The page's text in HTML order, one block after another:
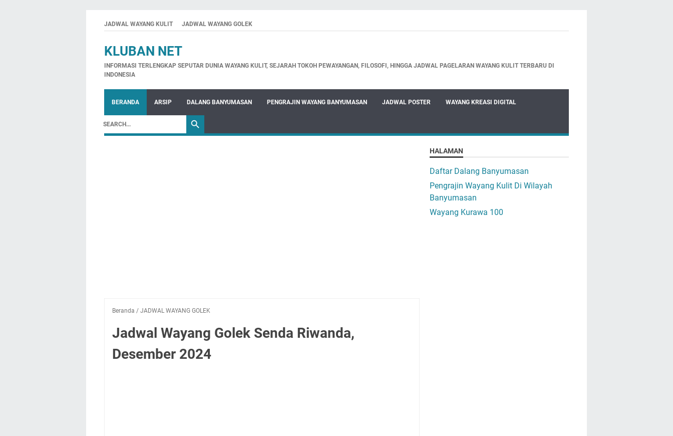
JADWAL WAYANG KULIT JADWAL WAYANG GOLEK
KLUBAN NET
INFORMASI TERLENGKAP SEPUTAR DUNIA WAYANG KULIT, SEJARAH TOKOH PEWAYANGAN, FILOSOFI, HINGGA JADWAL PAGELARAN WAYANG KULIT TERBARU DI
INDONESIA
BERANDA ARSIP DALANG BANYUMASAN PENGRAJIN WAYANG BANYUMASAN JADWAL POSTER WAYANG KREASI DIGITAL
Beranda / JADWAL WAYANG GOLEK
Jadwal Wayang Golek Senda Riwanda,
Desember 2024
HALAMAN
Daftar Dalang Banyumasan
Pengrajin Wayang Kulit Di Wilayah
Banyumasan
Wayang Kurawa 100